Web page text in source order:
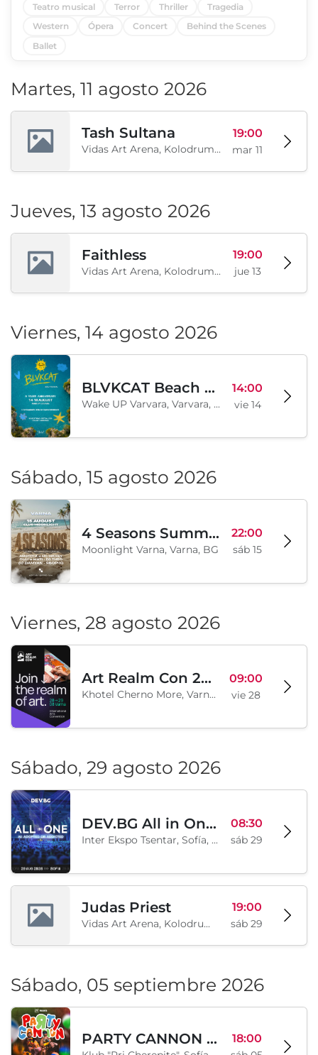
Teatro musical
Terror Thriller
Tragedia
Western
Ópera Concert
Behind the Scenes
Ballet
Martes, 11 agosto 2026
Tash Sultana
Vidas Art Arena, Kolodrum, Borisova gradina, Sofía, BG
19:00
mar 11
Jueves, 13 agosto 2026
Faithless
Vidas Art Arena, Kolodrum, Borisova gradina, Sofía, BG
19:00
jue 13
Viernes, 14 agosto 2026
BLVKCAT Beach Festival 2026, Wake up Varvara
Wake UP Varvara, Varvara, BG
14:00
vie 14
Sábado, 15 agosto 2026
4 Seasons Summer Edition
Moonlight Varna, Varna, BG
22:00
sáb 15
Viernes, 28 agosto 2026
Art Realm Con 2026
Khotel Cherno More, Varna, BG
09:00
vie 28
Sábado, 29 agosto 2026
DEV.BG All in One 2026
Inter Ekspo Tsentar, Sofía, BG
08:30
sáb 29
Judas Priest
Vidas Art Arena, Kolodrum, Borisova gradina, Sofía, BG
19:00
sáb 29
Sábado, 05 septiembre 2026
PARTY CANNON live in Sofia 18:00